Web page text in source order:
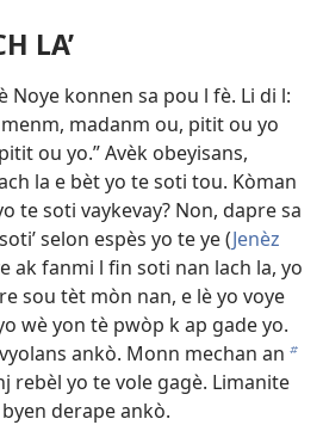
LA’
Noye konnen sa pou l fè. Li di l:
madanm ou, pitit ou yo
ou yo.” Avèk obeyisans,
la e bèt yo te soti tou. Kòman
te soti vaykevay? Non, dapre sa
selon espès yo te ye (Jenèz
ak fanmi l fin soti nan lach la, yo
sou tèt mòn nan, e lè yo voye
wè yon tè pwòp k ap gade yo.
ankò. Monn mechan an b
rebèl yo te vole gagè. Limanite
derape ankò.